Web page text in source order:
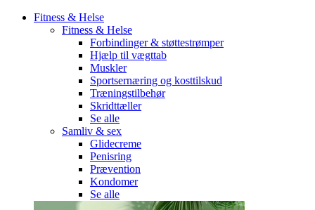
Fitness & Helse
Fitness & Helse
Forbindinger & støttestrømper
Hjælp til vægttab
Muskler
Sportsernæring og kosttilskud
Træningstilbehør
Skridttæller
Se alle
Samliv & sex
Glidecreme
Penisring
Prævention
Kondomer
Se alle